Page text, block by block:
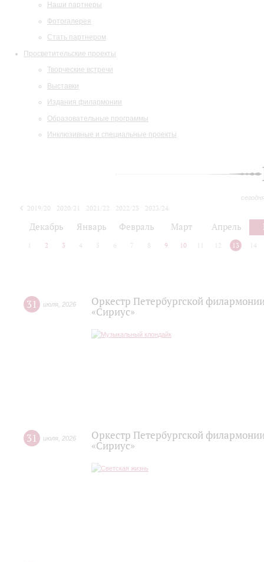
Наши партнеры
Фотогалерея
Стать партнером
Просветительские проекты
Творческие встречи
Выставки
Издания филармонии
Образовательные программы
Инклюзивные и специальные проекты
2019/20 2020/21 2021/22 2022/23
2023/24
Декабрь Январь Февраль Март Апрель
2 3 4 5 6 7 8 9 10 12 13 14
31 июля 2026
Оркестр Петербургской
«Сириус»
31 июля 2026
Оркестр Петербургской
«Сириус»